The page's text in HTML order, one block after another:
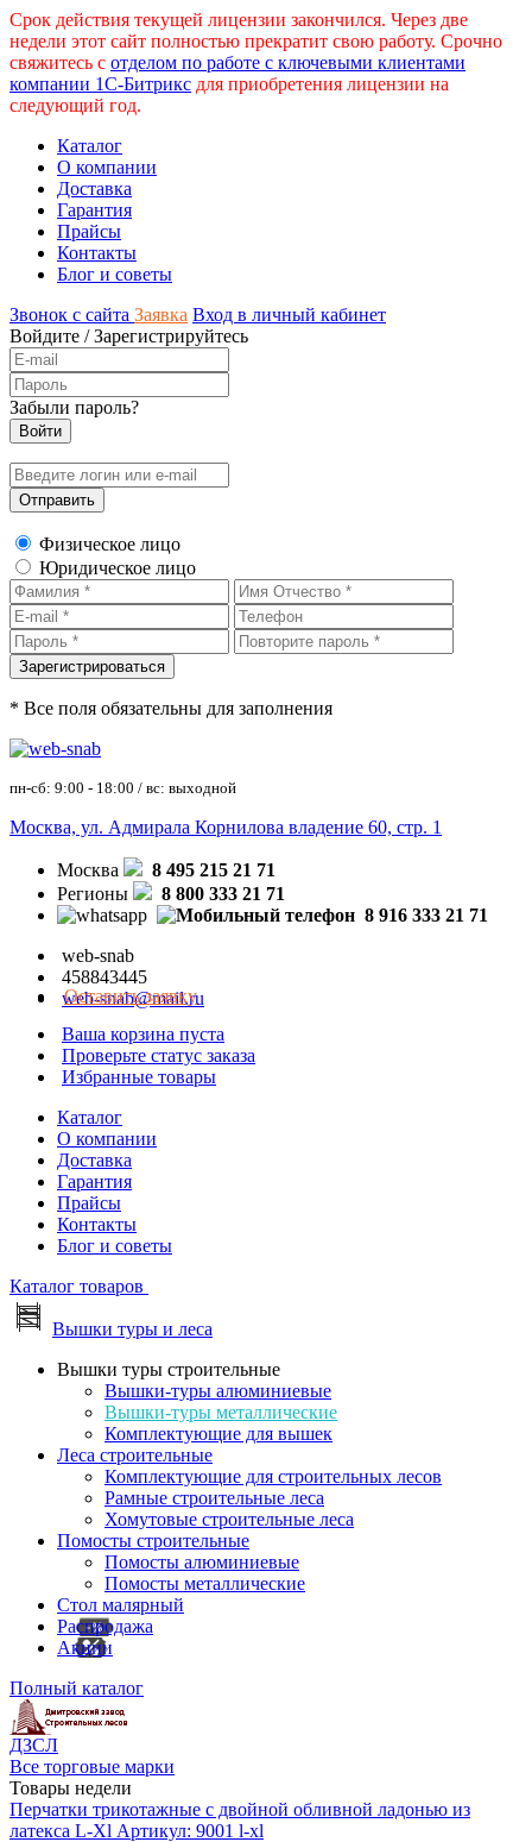
Срок действия текущей лицензии закончился. Через две
недели этот сайт полностью прекратит свою работу. Срочно
свяжитесь с отделом по работе с ключевыми клиентами
компании 1С-Битрикс для приобретения лицензии на
следующий год.
Каталог
О компании
Доставка
Гарантия
Прайсы
Контакты
Блог и советы
Звонок с сайта Заявка Вход в личный кабинет
Войдите /Зарегистрируйтесь
Забыли пароль?
Физическое лицо
Юридическое лицо
* Все поля обязательны для заполнения
пн-сб: 9:00 - 18:00 / вс: выходной
Москва, ул. Адмирала Корнилова владение 60, стр. 1
Москва
8 495 215 21 71
Регионы
8 800 333 21 71
8 916 333 21 71
web-snab
458843445
web-snab@mail.ru
Оставить заявку
Ваша корзина пуста
Проверьте статус заказа
Избранные товары
Каталог
О компании
Доставка
Гарантия
Прайсы
Контакты
Блог и советы
Каталог товаров
Вышки туры и леса
Вышки туры строительные
Вышки-туры алюминиевые
Вышки-туры металлические
Комплектующие для вышек
Леса строительные
Комплектующие для строительных лесов
Рамные строительные леса
Хомутовые строительные леса
Помосты строительные
Помосты алюминиевые
Помосты металлические
Стол малярный
Распродажа
Акции
Полный каталог
ДЗСЛ
Все торговые марки
Товары недели
Перчатки трикотажные с двойной обливной ладонью из
латекса L-Xl Артикул: 9001 l-xl